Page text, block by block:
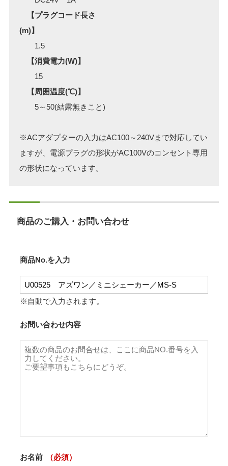
【プラグコード長さ
(m)】
1.5
【消費電力(W)】
15
【周囲温度(℃)】
5～50(結露無きこと)
※ACアダプターの入力はAC100～240Vまで対応してい
ますが、電源プラグの形状がAC100Vのコンセント専用
の形状になっています。
商品のご購入・お問い合わせ
商品No.を入力
※自動で入力されます。
お問い合わせ内容
お名前 （必須）